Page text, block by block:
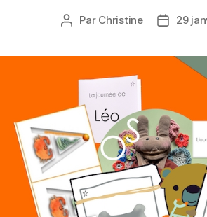
Auteur
Par Christine
Date
29